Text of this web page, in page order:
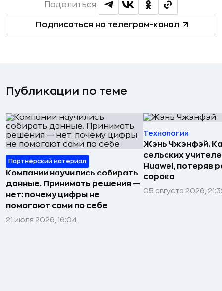
Подписаться на телеграм-канал
Поделиться:
Публикации по теме
Партнёрский материал
Компании научились собирать
данные. Принимать решения —
нет: почему цифры не
помогают сами по себе
21 июля 2026, 16:04
Технологии
Жэнь Чжэнфэй.
сельских
Huawei, потеряв
сорока
05 августа 2026,